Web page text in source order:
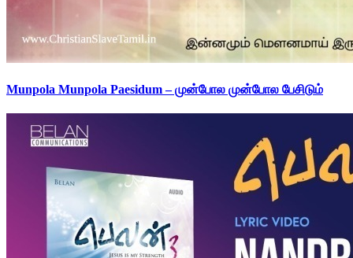
Munpola Munpola Paesidum – முன்போல முன்போல பேசிடும்